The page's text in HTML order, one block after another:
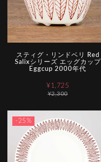
スティグ・リンドベリ Red
Salixシリーズ エッグカップ
Eggcup 2000年代
¥2,300
¥1,725
-25%